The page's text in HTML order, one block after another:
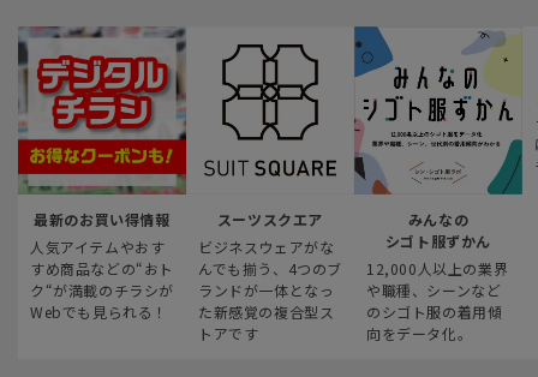
最新のお買い得情報
人気アイテムやおす
すめ商品などの“おト
ク“が満載のチラシが
Webでも見られる！
スーツスクエア
ビジネスウェアがな
んでも揃う、4つのブ
ランドが一体となっ
た新感覚の複合型ス
トアです
みんなの
シゴト服ずかん
12,000人以上の業界
や職種、シーンなど
のシゴト服の着用傾
向をデータ化。